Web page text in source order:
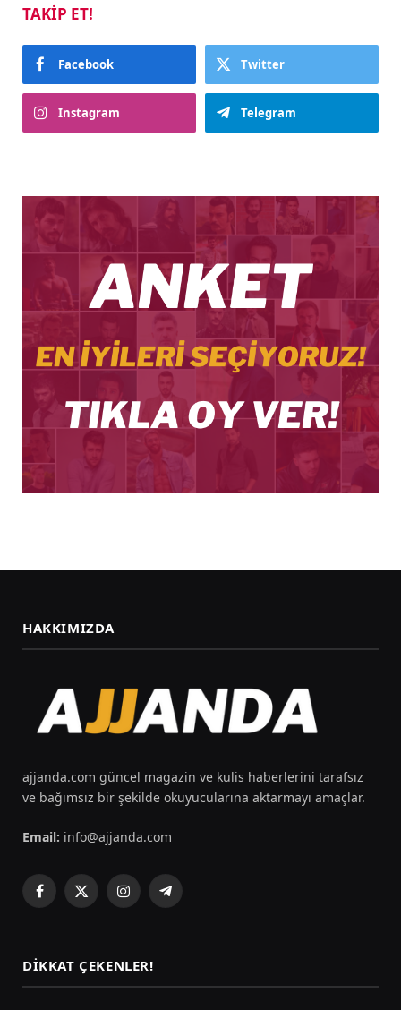
TAKIP ET!
Facebook Twitter
Instagram Telegram
HAKKIMIZDA
ajjanda.com güncel magazin ve kulis haberlerini tarafsız
ve bağımsız bir şekilde okuyucularına aktarmayı amaçlar.
Email: info@ajjanda.com
Facebook
X
InstagramTelegram
DIKKAT ÇEKENLER!